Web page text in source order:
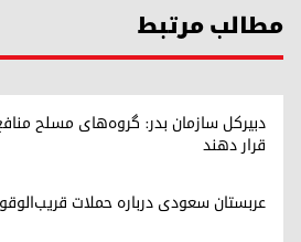
مطالب مرتبط
دبیرکل سازمان بدر: گروه‌های مسلح
قرار دهند
عربستان سعودی درباره حملات